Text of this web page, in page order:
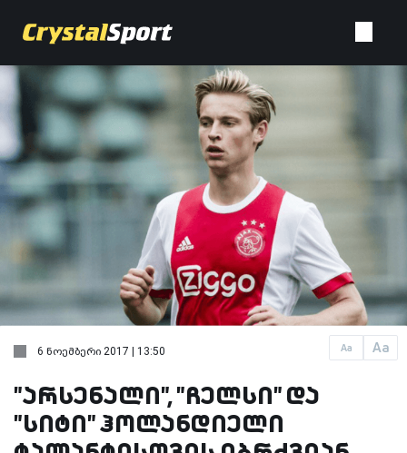
Aa Aa
6 ნოემბერი 2017 | 13:50
"არსენალი", "ჩელსი" და
"სიტი" ჰოლანდიელი